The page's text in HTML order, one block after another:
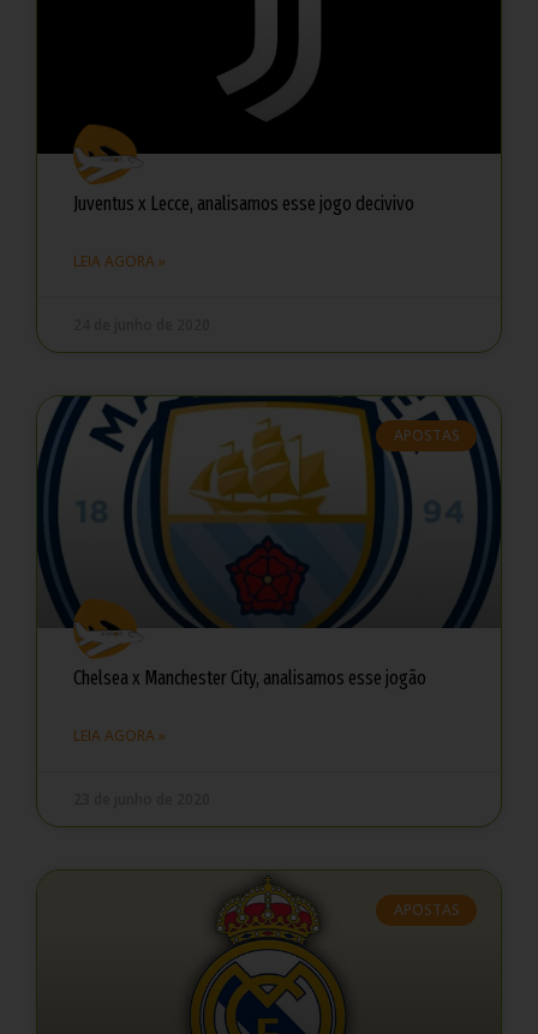
Juventus x Lecce, analisamos esse jogo decivivo
LEIA AGORA »
APOSTAS
Chelsea x Manchester City, analisamos esse jogão
LEIA AGORA »
APOSTAS